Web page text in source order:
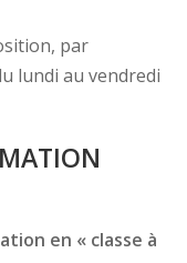
par
lundi au vendredi
en « classe à